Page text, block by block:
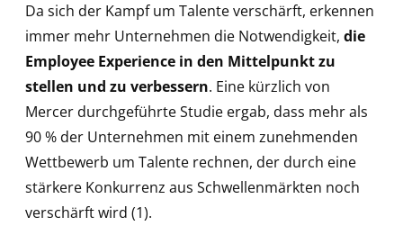
Da sich der Kampf um Talente verschärft, erkennen
immer mehr Unternehmen die Notwendigkeit, die
Employee Experience in den Mittelpunkt zu
stellen und zu verbessern. Eine kürzlich von
Mercer durchgeführte Studie ergab, dass mehr als
90 % der Unternehmen mit einem zunehmenden
Wettbewerb um Talente rechnen, der durch eine
stärkere Konkurrenz aus Schwellenmärkten noch
verschärft wird (1).